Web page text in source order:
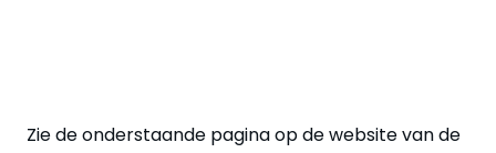
Zie de onderstaande pagina op de website van de